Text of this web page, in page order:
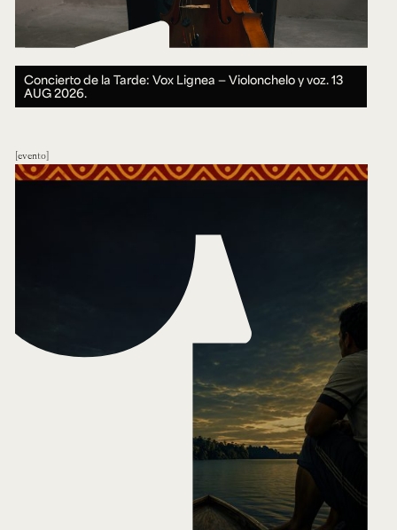
Concierto de la Tarde: Vox Lignea — Violonchelo y voz.13
AUG 2026.
evento